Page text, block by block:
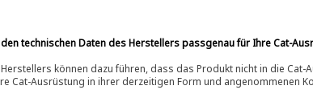
technischen Daten des Herstellers passgenau für Ihre Cat-
können dazu führen, dass das Produkt nicht in die Cat-
Cat-Ausrüstung in ihrer derzeitigen Form und angenommenen